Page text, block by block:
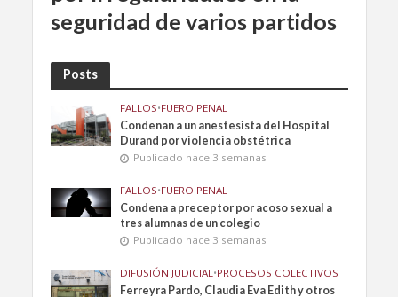
seguridad de varios partidos
Posts
FALLOS•FUERO PENAL
Condenan a un anestesista del Hospital
Durand por violencia obstétrica
Publicado hace 3 semanas
FALLOS•FUERO PENAL
Condena a preceptor por acoso sexual a
tres alumnas de un colegio
Publicado hace 3 semanas
DIFUSIÓN JUDICIAL •PROCESOS COLECTIVOS
Ferreyra Pardo, Claudia Eva Edith y otros